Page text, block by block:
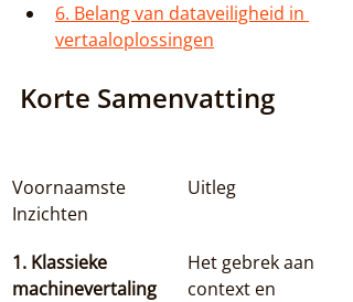
6. Belang van dataveiligheid in
vertaaloplossingen
Korte Samenvatting
Voornaamste
Inzichten
Uitleg
1. Klassieke
machinevertaling
Het gebrek aan
context en